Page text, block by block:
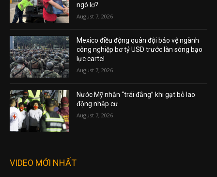
ngó lơ?
August 7, 2026
Mexico điều động quân đội bảo vệ ngành
công nghiệp bơ tỷ USD trước làn sóng bạo
lực cartel
August 7, 2026
Nước Mỹ nhận “trái đắng” khi gạt bỏ lao
động nhập cư
August 7, 2026
VIDEO MỚI NHẤT